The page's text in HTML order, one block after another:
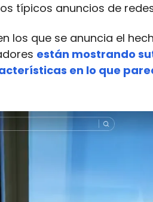
típicos anuncios de
los que se anuncia el
están mostrando
en lo que